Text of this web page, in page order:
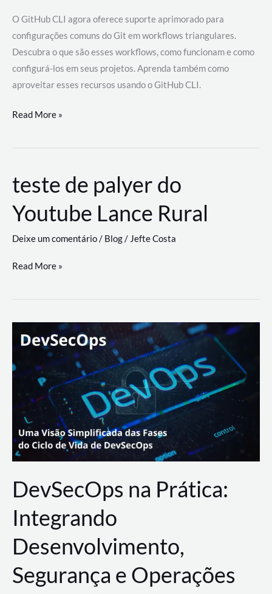
O GitHub CLI agora oferece suporte aprimorado para
configurações comuns do Git em workflows triangulares.
Descubra o que são esses workflows, como funcionam e como
configurá-los em seus projetos. Aprenda também como
aproveitar esses recursos usando o GitHub CLI.
GitHub
revoluciona
de
trabalho
com
a
workflows
Read More »
teste de palyer do
Youtube Lance Rural
Deixe um comentário/ Blog/ Jefte Costa
teste
palyer
Lance
Rural
Read More »
DevSecOps na Prática:
Integrando
Desenvolvimento,
Segurança e Operações